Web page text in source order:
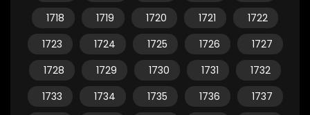
1718
1719 1720 1721
1722
1723
1724 1725 1726
1727
1728
1729 1730 1731
1732
1733
1734 1735 1736
1737